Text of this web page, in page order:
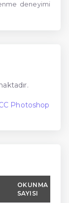
deneyimi
Photoshop
OKUNMA
SAYISI